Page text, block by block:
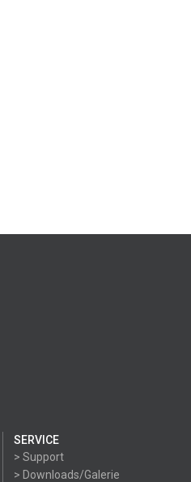
SERVICE
> Support
> Downloads/Galerie